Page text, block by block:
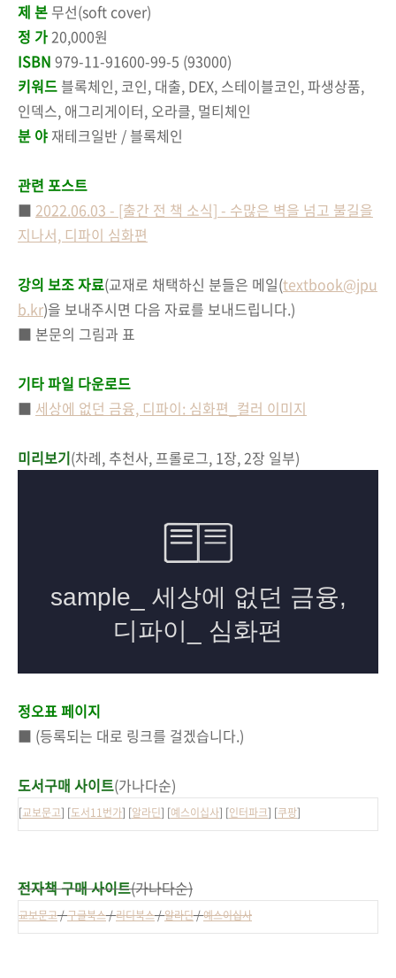
제 본 무선(soft cover)
정 가20,000원
ISBN 979-11-91600-99-5 (93000)
키워드블록체인, 코인, 대출, DEX, 스테이블코인, 파생상품,
인덱스, 애그리게이터, 오라클, 멀티체인
분 야 재테크일반 / 블록체인
관련 포스트
■ 2022.06.03 - [출간 전 책 소식] - 수많은 벽을 넘고 불길을
지나서, 디파이 심화편
강의 보조 자료(교재로 채택하신 분들은 메일(textbook@jpu
b.kr)을 보내주시면 다음 자료를 보내드립니다.)
■ 본문의 그림과 표
기타 파일 다운로드
■ 세상에 없던 금융, 디파이: 심화편_컬러 이미지
미리보기(차례, 추천사, 프롤로그, 1장, 2장 일부)
정오표 페이지
■ (등록되는 대로 링크를 걸겠습니다.)
도서구매 사이트(가나다순)
[교보문고] [도서11번가] [알라딘] [예스이십사] [인터파크] [쿠팡]
전자책 구매 사이트(가나다순)
교보문고/구글북스/리디북스/알라딘/예스이십사